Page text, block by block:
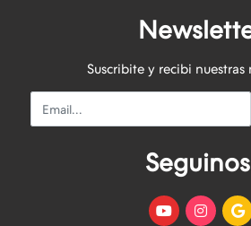
Suscribite y recibi nuestras
Email